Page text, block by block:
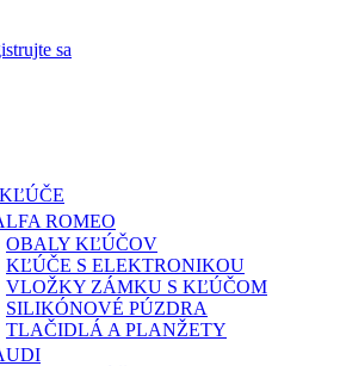
sa
ROMEO
OBALY KĽÚČOV
KĽÚČE S ELEKTRONIKOU
VLOŽKY ZÁMKU S KĽÚČOM
SILIKÓNOVÉ PÚZDRA
TLAČIDLÁ A PLANŽETY